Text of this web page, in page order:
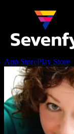
App StorePlay Store